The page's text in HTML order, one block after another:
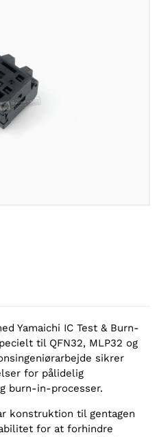
Yamaichi IC Test & Burn-
til QFN32, MLP32 og
sikrer
for pålidelig
burn-in-processer.
konstruktion til gentagen
for at forhindre